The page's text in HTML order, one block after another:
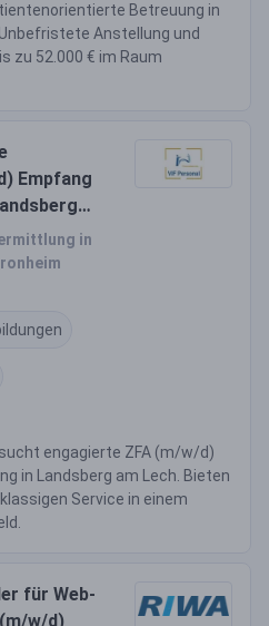
Betreuung in
Anstellung und
zu 52.000 € im Raum
Empfang
in
engagierte ZFA (m/w/d)
in Landsberg am Lech. Bieten
Service in einem
für Web-
w/d)